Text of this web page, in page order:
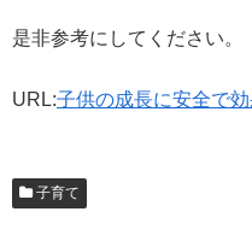
是非参考にしてください。
URL:子供の成長に安全で
子育て